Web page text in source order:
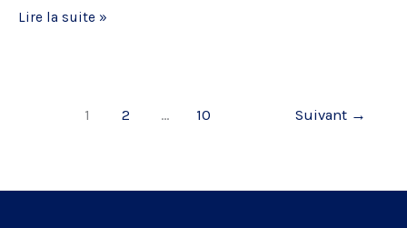
Colloque
ses
Lire la suite »
1 2 … 10 Suivant →